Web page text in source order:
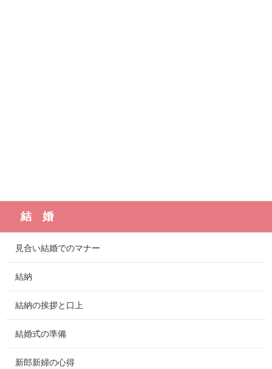
結 婚
見合い結婚でのマナー
結納
結納の挨拶と口上
結婚式の準備
新郎新婦の心得